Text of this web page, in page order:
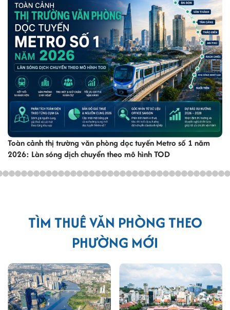
Toàn cảnh thị trường văn phòng dọc tuyến Metro số 1 năm
2026: Làn sóng dịch chuyển theo mô hình TOD
TÌM THUÊ VĂN PHÒNG THEO
PHƯỜNG MỚI